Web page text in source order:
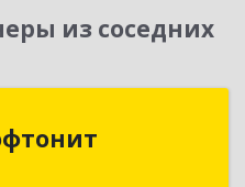
из соседних
Софтонит
край, Кавказский р-н,